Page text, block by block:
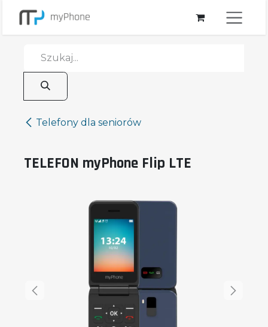
Telefony dla seniorów
TELEFON myPhone Flip LTE